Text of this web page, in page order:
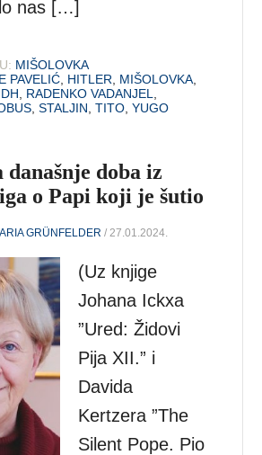
nas […]
MIŠOLOVKA
PAVELIĆ HITLER MIŠOLOVKA
RADENKO VADANJEL
,STALJIN ,TITO ,YUGO
današnje doba iz
o Papi koji je šutio
GRÜNFELDER / 27.01.2024.
(Uz knjige
Johana Ickxa
”Ured: Židovi
Pija XII.” i
Davida
Kertzera ”The
Silent Pope. Pio